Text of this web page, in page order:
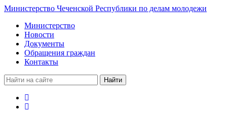
Министерство Чеченской Республики по делам молодежи
Министерство
Новости
Документы
Обращения граждан
Контакты
Найти